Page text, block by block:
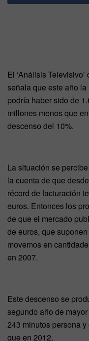
El ‘Análisis
señala que este año
podría haber sido de
millones menos que
descenso del 10%.
La situación se
la cuenta de que
récord de facturación
euros. Entonces los
de que el mercado
de euros, que
movemos en
en 2007.
Este descenso se
segundo año de
243 minutos persona
que en 2012.